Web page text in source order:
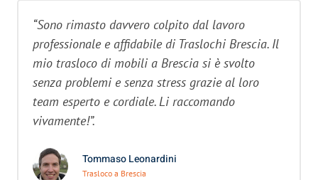
“Sono rimasto davvero colpito dal lavoro
professionale e affidabile di Traslochi Brescia. Il
mio trasloco di mobili a Brescia si è svolto
senza problemi e senza stress grazie al loro
team esperto e cordiale. Li raccomando
vivamente!”.
Tommaso Leonardini
Trasloco a Brescia